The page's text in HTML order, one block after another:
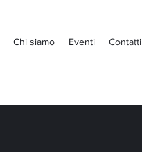
Chi siamo Eventi Contatti